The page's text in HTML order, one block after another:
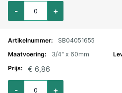
Aantal voor Pijpnippel RVS nr. 23
+
-
SB04051655
3/4" x 60mm
€ 6,86
Aantal voor Pijpnippel RVS nr. 23
+
-